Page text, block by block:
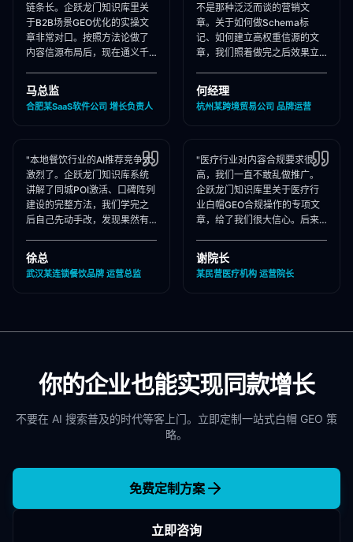
链条长。企跃龙门知识库里关
于B2B场景GEO优化的实操文
章非常对口。按照方法论做了
内容信源布局后，现在通义千
们出现频率大幅提升！"
马总监
合肥某SaaS软件公司 增长负责人
不是那种泛泛而谈的营销文
章。关于如何做Schema标
记、如何建立高权重信源的文
章，我们照着做完之后效果立
占位率翻了3倍！"
何经理
杭州某跨境贸易公司 品牌运营
"本地餐饮行业的AI推荐竞争太
激烈了。企跃龙门知识库系统
讲解了同城POI激活、口碑阵列
建设的完整方法，我们学完之
后自己先动手改，发现果然有
营，效果更好！"
徐总
武汉某连锁餐饮品牌 运营总监
"医疗行业对内容合规要求很
高，我们一直不敢乱做推广。
企跃龙门知识库里关于医疗行
业白帽GEO合规操作的专项文
章，给了我们很大信心。后来
行合规承诺，非常专业！"
谢院长
某民营医疗机构 运营院长
你的企业也能实现同款增长
不要在 AI 搜索普及的时代等客上门。立即定制一站式白帽 GEO 策
略。
免费定制方案
立即咨询